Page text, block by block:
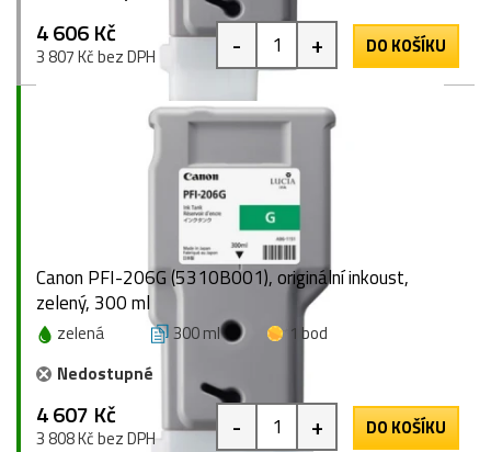
4 606 Kč
3 807 Kč bez DPH - + DO KOŠÍKU
Canon PFI-206G (5310B001), originální inkoust,
zelený, 300 ml
zelená 300 ml
1 bod
Nedostupné
4 607 Kč
3 808 Kč bez DPH - + DO KOŠÍKU